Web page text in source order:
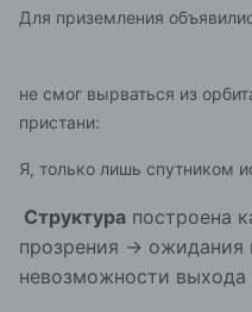
Для приземления
не смог вырваться из
пристани:
Я, только лишь спутником
Структура построена
прозрения → ожидания
невозможности выхода